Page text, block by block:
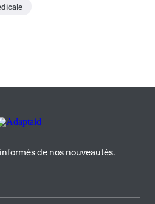
de nos nouveautés.